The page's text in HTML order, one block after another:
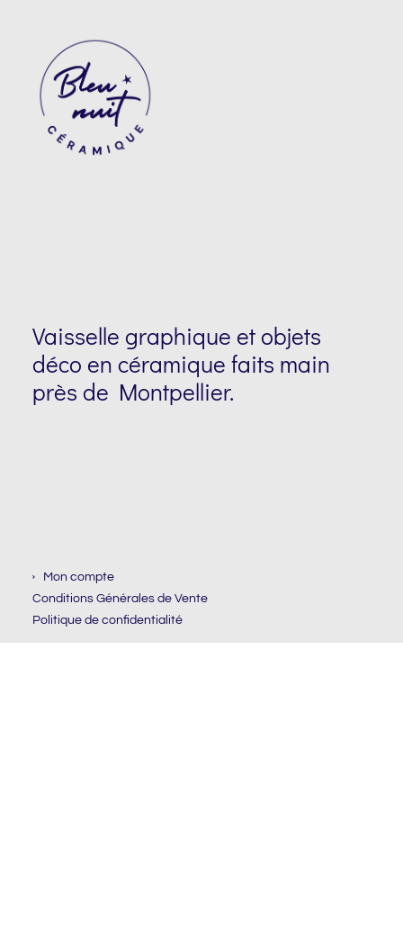
Suivre Bleu Nuit Céramique sur Instagram
Vaisselle graphique et objets
déco en céramique faits main
près de Montpellier.
Mon compte
Conditions Générales de Vente
Politique de confidentialité